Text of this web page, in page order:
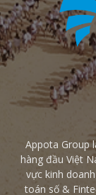
Appota Group
hàng đầu Việt
vực kinh
toán số &